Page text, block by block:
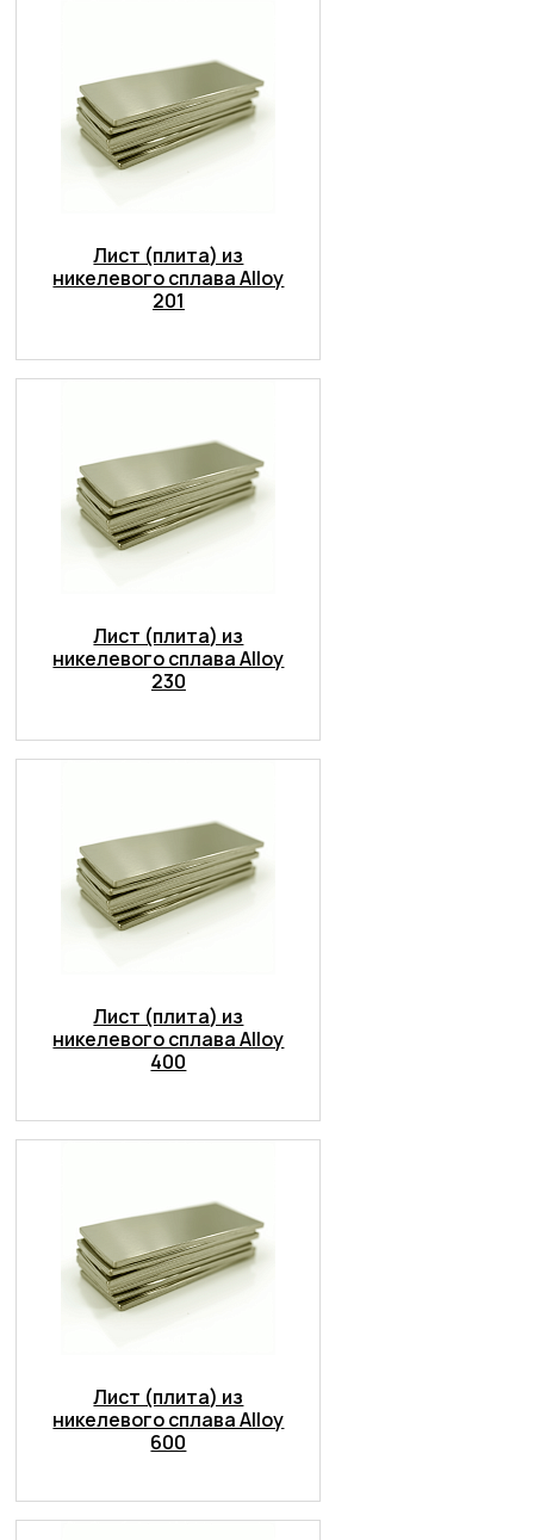
Лист (плита) из
никелевого сплава Alloy
201
Лист (плита) из
никелевого сплава Alloy
230
Лист (плита) из
никелевого сплава Alloy
400
Лист (плита) из
никелевого сплава Alloy
600